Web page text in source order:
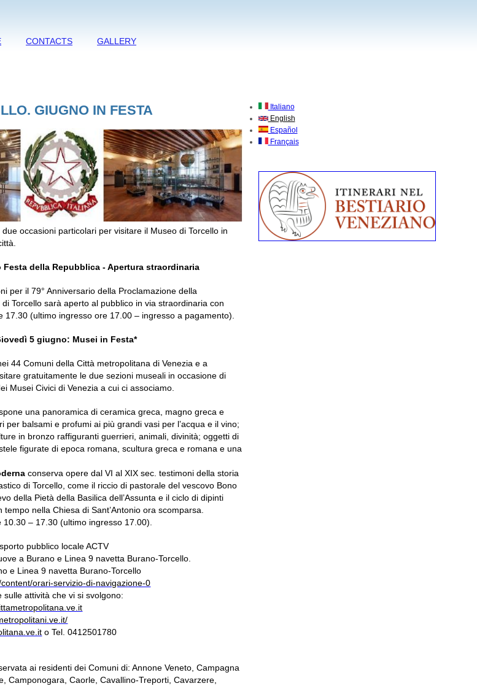
CONTACTS GALLERY
GIUGNO IN FESTA
occasioni particolari per visitare il Museo di Torcello in
della Repubblica - Apertura straordinaria
per il 79° Anniversario della Proclamazione della
Torcello sarà aperto al pubblico in via straordinaria con
17.30 (ultimo ingresso ore 17.00 – ingresso a pagamento).
5 giugno: Musei in Festa*
44 Comuni della Città metropolitana di Venezia e a
gratuitamente le due sezioni museali in occasione di
Musei Civici di Venezia a cui ci associamo.
una panoramica di ceramica greca, magno greca e
per balsami e profumi ai più grandi vasi per l’acqua e il vino;
in bronzo raffiguranti guerrieri, animali, divinità; oggetti di
figurate di epoca romana, scultura greca e romana e una
conserva opere dal VI al XIX sec. testimoni della storia
di Torcello, come il riccio di pastorale del vescovo Bono
della Pietà della Basilica dell’Assunta e il ciclo di dipinti
nella Chiesa di Sant’Antonio ora scomparsa.
10.30 – 17.30 (ultimo ingresso 17.00).
pubblico locale ACTV
a Burano e Linea 9 navetta Burano-Torcello.
e Linea 9 navetta Burano-Torcello
orari-servizio-di-navigazione-0
attività che vi si svolgono:
o Tel. 0412501780
ai residenti dei Comuni di: Annone Veneto, Campagna
Camponogara, Caorle, Cavallino-Treporti, Cavarzere,
Italiano
English
Español
Français